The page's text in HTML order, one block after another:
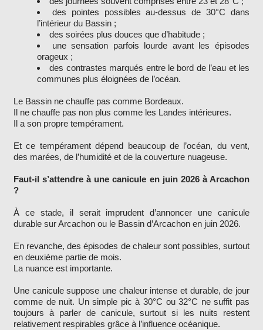
des pointes possibles au-dessus de 30°C dans
l’intérieur du Bassin ;
des soirées plus douces que d’habitude ;
une sensation parfois lourde avant les épisodes
orageux ;
des contrastes marqués entre le bord de l’eau et les
communes plus éloignées de l’océan.
Le Bassin ne chauffe pas comme Bordeaux.
Il ne chauffe pas non plus comme les Landes intérieures.
Il a son propre tempérament.
Et ce tempérament dépend beaucoup de l’océan, du vent,
des marées, de l’humidité et de la couverture nuageuse.
Faut-il s’attendre à une canicule en juin 2026 à Arcachon
?
À ce stade, il serait imprudent d’annoncer une canicule
durable sur Arcachon ou le Bassin d’Arcachon en juin 2026.
En revanche, des épisodes de chaleur sont possibles, surtout
en deuxième partie de mois.
La nuance est importante.
Une canicule suppose une chaleur intense et durable, de jour
comme de nuit. Un simple pic à 30°C ou 32°C ne suffit pas
toujours à parler de canicule, surtout si les nuits restent
relativement respirables grâce à l’influence océanique.